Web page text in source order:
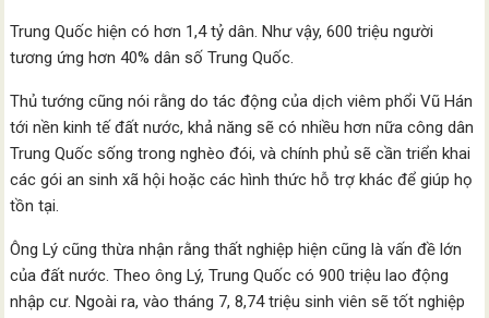
Trung Quốc hiện có hơn 1,4 tỷ dân. Như vậy, 600 triệu người
tương ứng hơn 40% dân số Trung Quốc.
Thủ tướng cũng nói rằng do tác động của dịch viêm phổi Vũ Hán
tới nền kinh tế đất nước, khả năng sẽ có nhiều hơn nữa công dân
Trung Quốc sống trong nghèo đói, và chính phủ sẽ cần triển khai
các gói an sinh xã hội hoặc các hình thức hỗ trợ khác để giúp họ
tồn tại.
Ông Lý cũng thừa nhận rằng thất nghiệp hiện cũng là vấn đề lớn
của đất nước. Theo ông Lý, Trung Quốc có 900 triệu lao động
nhập cư. Ngoài ra, vào tháng 7, 8,74 triệu sinh viên sẽ tốt nghiệp